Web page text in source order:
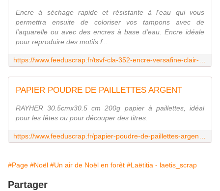
Encre à séchage rapide et résistante à l'eau qui vous
permettra ensuite de coloriser vos tampons avec de
l'aquarelle ou avec des encres à base d'eau. Encre idéale
pour reproduire des motifs f...
PAPIER POUDRE DE PAILLETTES ARGENT
RAYHER 30.5cmx30.5 cm 200g papier à paillettes, idéal
pour les fêtes ou pour découper des titres.
#Page #Noël #Un air de Noël en forêt #Laëtitia - laetis_scrap
Partager